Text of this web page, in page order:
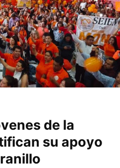
de la
su apoyo